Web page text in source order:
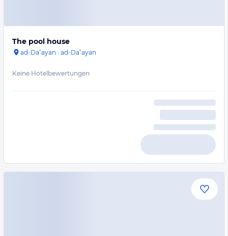
The pool house
ad-Daʿayan · ad-Daʿayan
Keine Hotelbewertungen